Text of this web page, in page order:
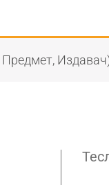
Предмет,